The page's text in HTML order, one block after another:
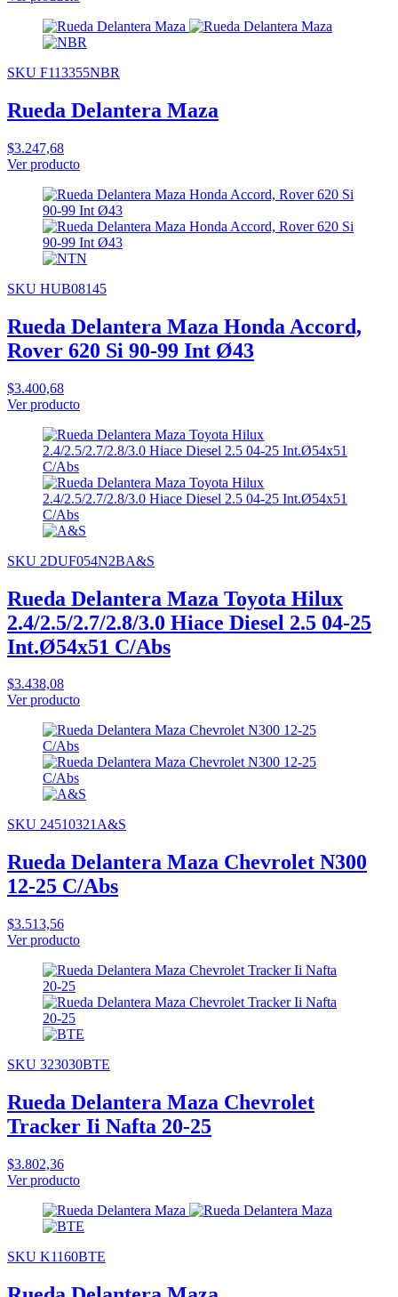
SKU F113355NBR
Rueda Delantera Maza
$3.247,68
Ver producto
SKU HUB08145
Rueda Delantera Maza Honda Accord,
Rover 620 Si 90-99 Int Ø43
$3.400,68
Ver producto
SKU 2DUF054N2BA&S
Rueda Delantera Maza Toyota Hilux
2.4/2.5/2.7/2.8/3.0 Hiace Diesel 2.5 04-25
Int.Ø54x51 C/Abs
$3.438,08
Ver producto
SKU 24510321A&S
Rueda Delantera Maza Chevrolet N300
12-25 C/Abs
$3.513,56
Ver producto
SKU 323030BTE
Rueda Delantera Maza Chevrolet
Tracker Ii Nafta 20-25
$3.802,36
Ver producto
SKU K1160BTE